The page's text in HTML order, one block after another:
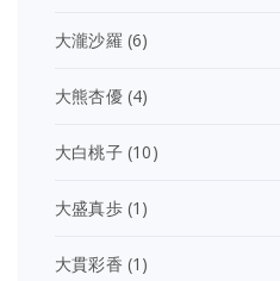
大瀧沙羅 (6)
大熊杏優(4)
大白桃子(10)
大盛真歩(1)
大貫彩香 (1)